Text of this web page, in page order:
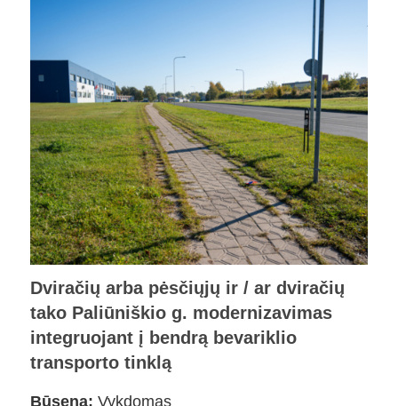
Dviračių arba pėsčiųjų ir / ar dviračių
tako Paliūniškio g. modernizavimas
integruojant į bendrą bevariklio
transporto tinklą
Būsena: Vykdomas